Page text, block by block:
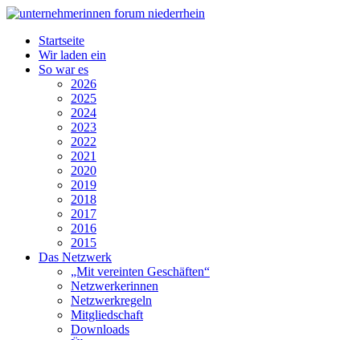
Startseite
Wir laden ein
So war es
2026
2025
2024
2023
2022
2021
2020
2019
2018
2017
2016
2015
Das Netzwerk
„Mit vereinten Geschäften“
Netzwerkerinnen
Netzwerkregeln
Mitgliedschaft
Downloads